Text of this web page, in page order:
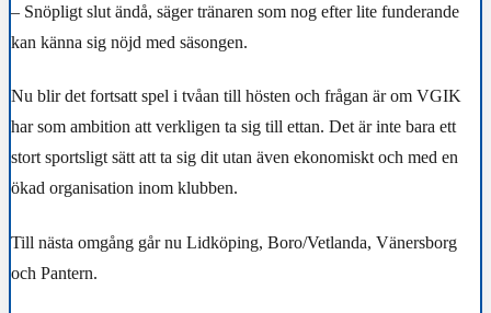
– Snöpligt slut ändå, säger tränaren som nog efter lite funderande
kan känna sig nöjd med säsongen.
Nu blir det fortsatt spel i tvåan till hösten och frågan är om VGIK
har som ambition att verkligen ta sig till ettan. Det är inte bara ett
stort sportsligt sätt att ta sig dit utan även ekonomiskt och med en
ökad organisation inom klubben.
Till nästa omgång går nu Lidköping, Boro/Vetlanda, Vänersborg
och Pantern.